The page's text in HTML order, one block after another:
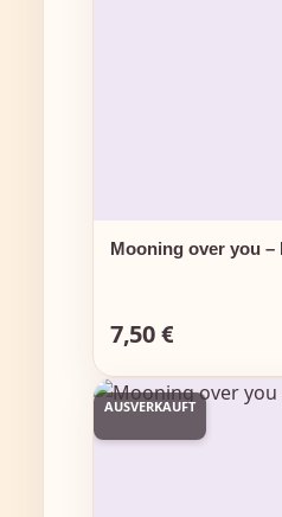
Mooning over you –
Regulärer Preis:
7,50 €
AUSVERKAUFT